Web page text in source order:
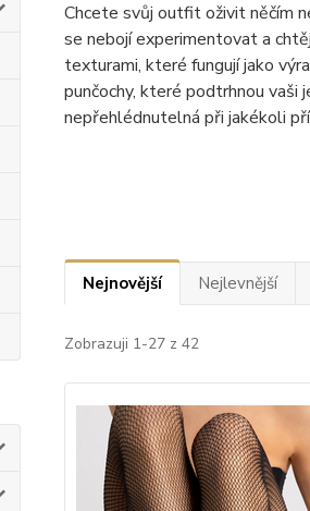
Chcete svůj outfit oživit něčím
se nebojí experimentovat a
texturami, které fungují jako
punčochy, které podtrhnou vaši
nepřehlédnutelná při jakékoli
Nejnovější Nejlevnější
Zobrazuji 1-27 z 42